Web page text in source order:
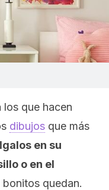
los que hacen
dibujos que más
en su
o en el
bonitos quedan.